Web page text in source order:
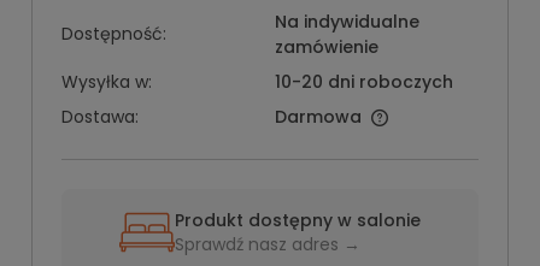
Dostępność:
Na indywidualne
zamówienie
Wysyłka w:
10-20 dni roboczych
Dostawa:
Darmowa
Produkt dostępny w salonie
Sprawdź nasz adres →